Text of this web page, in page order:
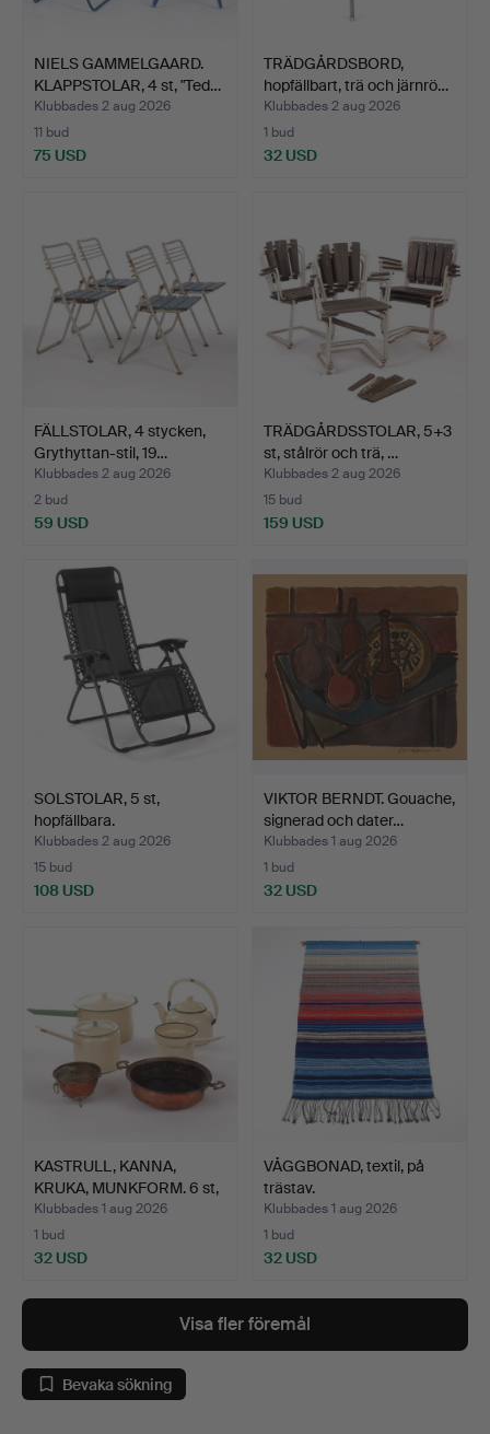
NIELS GAMMELGAARD.
KLAPPSTOLAR, 4 st, "Ted…
Klubbades 2 aug 2026
11 bud
75 USD
TRÄDGÅRDSBORD,
hopfällbart, trä och järnrö…
Klubbades 2 aug 2026
1 bud
32 USD
FÄLLSTOLAR, 4 stycken,
Grythyttan-stil, 19…
Klubbades 2 aug 2026
2 bud
59 USD
TRÄDGÅRDSSTOLAR, 5+3
st, stålrör och trä, …
Klubbades 2 aug 2026
15 bud
159 USD
SOLSTOLAR, 5 st,
hopfällbara.
Klubbades 2 aug 2026
15 bud
108 USD
VIKTOR BERNDT. Gouache,
signerad och dater…
Klubbades 1 aug 2026
1 bud
32 USD
KASTRULL, KANNA,
KRUKA, MUNKFORM. 6 st,
em…
Klubbades 1 aug 2026
1 bud
32 USD
VÅGGBONAD, textil, på
trästav.
Klubbades 1 aug 2026
1 bud
32 USD
Visa fler föremål
Bevaka sökning